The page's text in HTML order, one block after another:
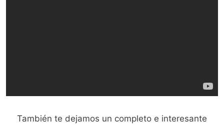
También te dejamos un completo e interesante